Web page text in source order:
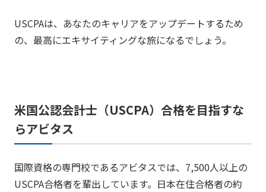
USCPAは、あなたのキャリアをアップデートするため
の、最高にエキサイティングな旅になるでしょう。
米国公認会計士（USCPA）合格を目指すな
らアビタス
国際資格の専門校であるアビタスでは、7,500人以上の
USCPA合格者を輩出しています。日本在住合格者の約